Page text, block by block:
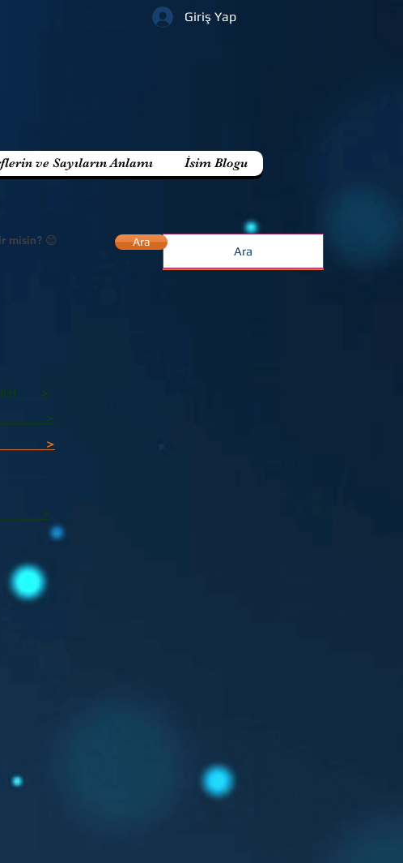
Giriş Yap
ve Sayıların Anlamı İsim Blogu
misin? 😊
>
>
>
>
Ara